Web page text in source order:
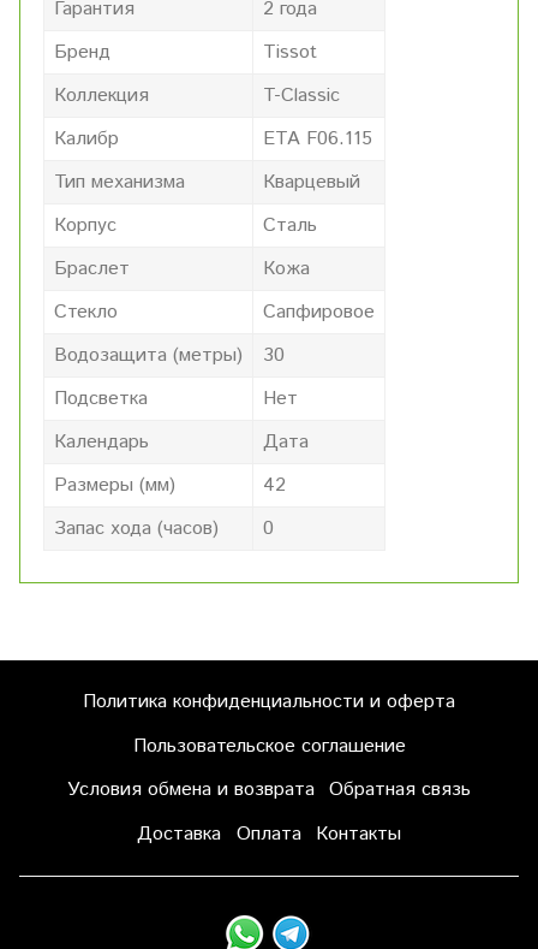
Гарантия
2 года
Бренд
Tissot
Коллекция
T-Classic
Калибр
ETA F06.115
Тип механизма
Кварцевый
Корпус
Сталь
Браслет
Кожа
Стекло
Сапфировое
Водозащита (метры)
30
Подсветка
Нет
Календарь
Дата
Размеры (мм)
42
Запас хода (часов)
0
Политика конфиденциальности и оферта
Пользовательское соглашение
Условия обмена и возврата Обратная связь
Доставка Оплата Контакты